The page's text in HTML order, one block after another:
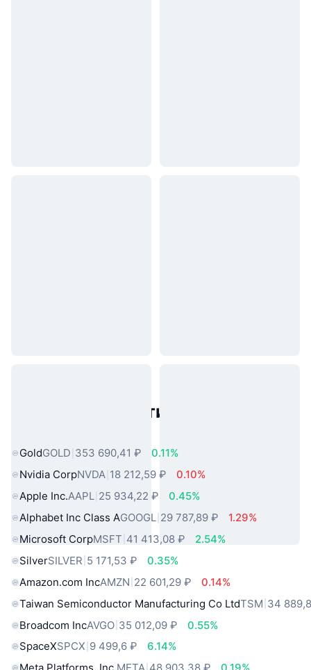
Популярные активы реального
GoldGOLD 353 690,41 ₽
0.11%
Nvidia CorpNVDA 18 212,59 ₽
0.10%
Apple Inc.AAPL 25 934,22 ₽
0.45%
Alphabet Inc Class AGOOGL 29 787,89 ₽
1.29%
Microsoft CorpMSFT 41 413,08 ₽
2.54%
SilverSILVER 5 171,53 ₽
0.35%
Amazon.com IncAMZN 22 601,29 ₽
0.14%
Taiwan Semiconductor Manufacturing Co LtdTSM 34
Broadcom IncAVGO 35 012,09 ₽
0.55%
SpaceXSPCX 9 499,6 ₽
6.14%